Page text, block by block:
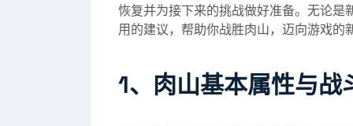
恢复并为接下来的挑战做好准备。无论
用的建议，帮助你战胜肉山，迈向游戏的
1、肉山基本属性与战